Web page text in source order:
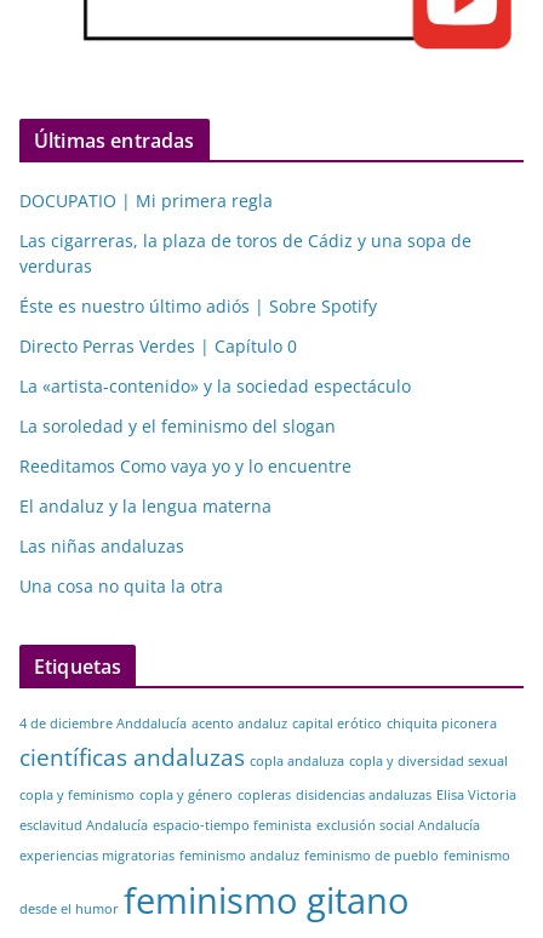
Últimas entradas
DOCUPATIO | Mi primera regla
Las cigarreras, la plaza de toros de Cádiz y una sopa de
verduras
Éste es nuestro último adiós | Sobre Spotify
Directo Perras Verdes | Capítulo 0
La «artista-contenido» y la sociedad espectáculo
La soroledad y el feminismo del slogan
Reeditamos Como vaya yo y lo encuentre
El andaluz y la lengua materna
Las niñas andaluzas
Una cosa no quita la otra
Etiquetas
4 de diciembre Anddalucía acento andaluz capital erótico chiquita piconera
científicas andaluzas copla andaluza copla y diversidad sexual
copla y feminismo copla y género copleras disidencias andaluzas Elisa Victoria
esclavitud Andalucía espacio-tiempo feminista exclusión social Andalucía
experiencias migratorias feminismo andaluz feminismo de pueblo feminismo
desde el humor feminismo gitano